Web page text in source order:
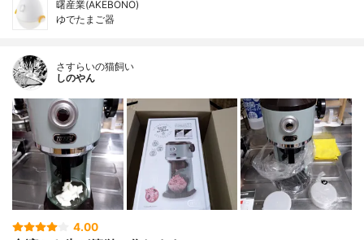
曙産業(AKEBONO)
ゆでたまご器
さすらいの猫飼い
しのやん
4.00